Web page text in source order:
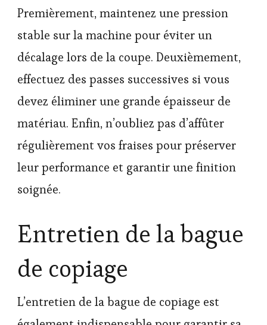
Premièrement, maintenez une pression
stable sur la machine pour éviter un
décalage lors de la coupe. Deuxièmement,
effectuez des passes successives si vous
devez éliminer une grande épaisseur de
matériau. Enfin, n’oubliez pas d’affûter
régulièrement vos fraises pour préserver
leur performance et garantir une finition
soignée.
Entretien de la bague
de copiage
L’entretien de la bague de copiage est